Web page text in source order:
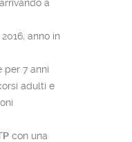
a
anno in
per 7 anni
adulti e
con una